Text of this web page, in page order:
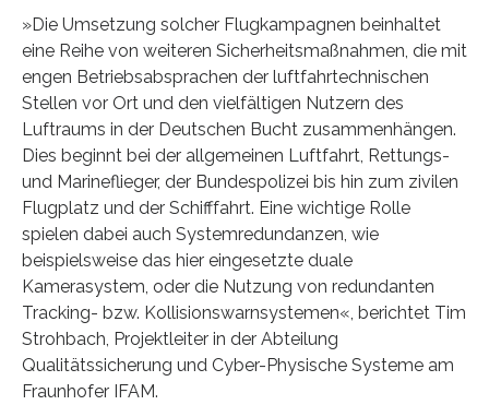
»Die Umsetzung solcher Flugkampagnen beinhaltet
eine Reihe von weiteren Sicherheitsmaßnahmen, die mit
engen Betriebsabsprachen der luftfahrtechnischen
Stellen vor Ort und den vielfältigen Nutzern des
Luftraums in der Deutschen Bucht zusammenhängen.
Dies beginnt bei der allgemeinen Luftfahrt, Rettungs-
und Marineflieger, der Bundespolizei bis hin zum zivilen
Flugplatz und der Schifffahrt. Eine wichtige Rolle
spielen dabei auch Systemredundanzen, wie
beispielsweise das hier eingesetzte duale
Kamerasystem, oder die Nutzung von redundanten
Tracking- bzw. Kollisionswarnsystemen«, berichtet Tim
Strohbach, Projektleiter in der Abteilung
Qualitätssicherung und Cyber-Physische Systeme am
Fraunhofer IFAM.